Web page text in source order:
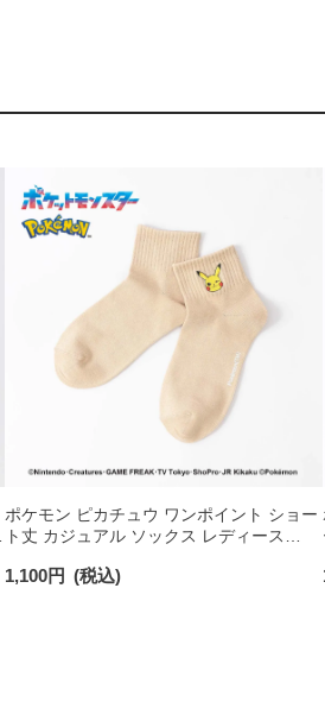
ポケモン ピカチュウ ワンポイント ショー
ト丈 カジュアル ソックス レディース
1,100円 (税込)